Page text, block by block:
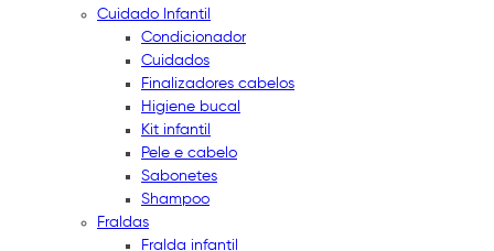
Cuidado Infantil
Condicionador
Cuidados
Finalizadores cabelos
Higiene bucal
Kit infantil
Pele e cabelo
Sabonetes
Shampoo
Fraldas
Fralda infantil